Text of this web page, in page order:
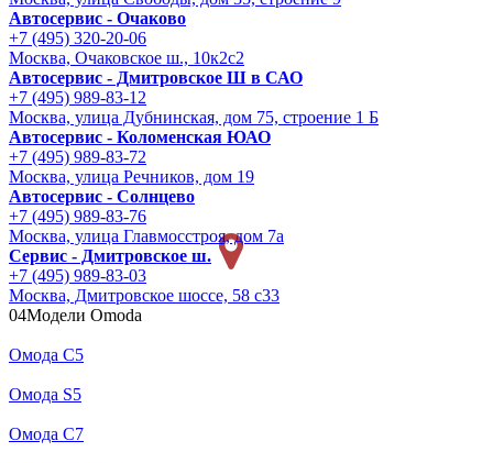
Автосервис - Очаково
+7 (495) 320-20-06
Москва, Очаковское ш., 10к2с2
Автосервис - Дмитровское Ш в САО
+7 (495) 989-83-12
Москва, улица Дубнинская, дом 75, строение 1 Б
Автосервис - Коломенская ЮАО
+7 (495) 989-83-72
Москва, улица Речников, дом 19
Автосервис - Солнцево
+7 (495) 989-83-76
Москва, улица Главмосстроя, дом 7а
Сервис - Дмитровское ш.
+7 (495) 989-83-03
Москва, Дмитровское шоссе, 58 с33
04Модели Omoda
Омода С5
Омода S5
Омода С7